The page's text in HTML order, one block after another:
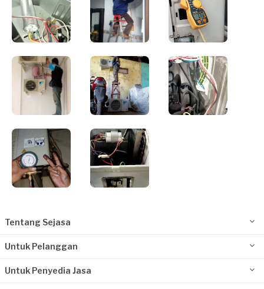
Tentang Sejasa
Untuk Pelanggan
Untuk Penyedia Jasa